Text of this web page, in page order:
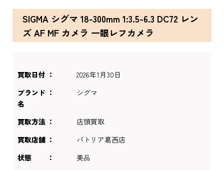
SIGMA シグマ 18-300mm 1:3.5-6.3 DC72 レン
ズ AF MF カメラ 一眼レフカメラ
買取日付
2026年1月30日
ブランド
名
シグマ
買取方法
店頭買取
買取店舗
パトリア葛西店
状態
美品